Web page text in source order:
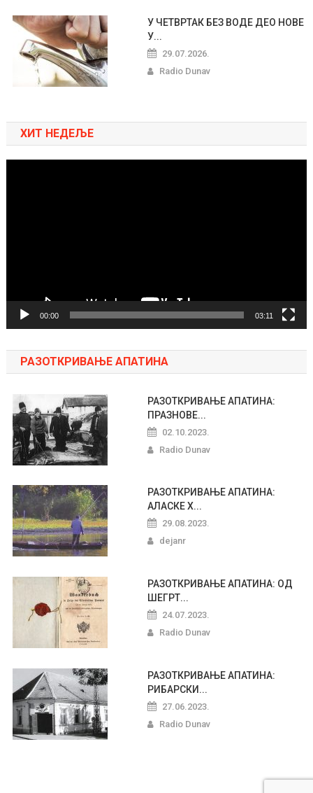
У ЧЕТВРТАК БЕЗ ВОДЕ ДЕО НОВЕ
У...
29.07.2026.
Radio Dunav
ХИТ НЕДЕЉЕ
00:00 03:11
РАЗОТКРИВАЊЕ АПАТИНА
РАЗОТКРИВАЊЕ АПАТИНА:
ПРАЗНОВЕ...
02.10.2023.
Radio Dunav
РАЗОТКРИВАЊЕ АПАТИНА:
АЛАСКЕ Х...
29.08.2023.
dejanr
РАЗОТКРИВАЊЕ АПАТИНА: ОД
ШЕГРТ...
24.07.2023.
Radio Dunav
РАЗОТКРИВАЊЕ АПАТИНА:
РИБАРСКИ...
27.06.2023.
Radio Dunav